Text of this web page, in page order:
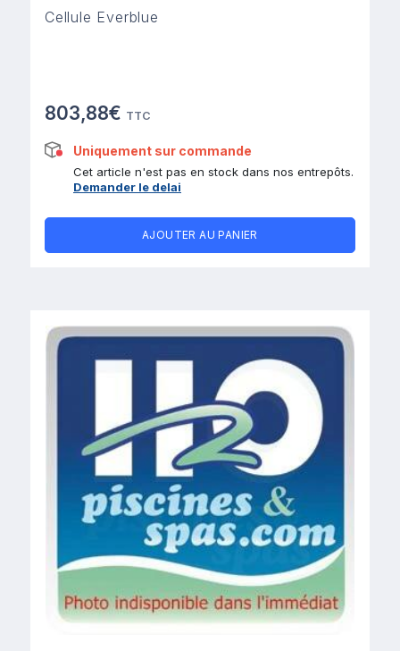
Cellule Everblue
803,88€ TTC
Uniquement sur commande
Cet article n'est pas en stock dans nos entrepôts.
Demander le delai
AJOUTER AU PANIER